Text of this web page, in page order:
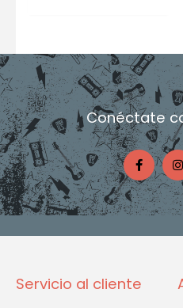
Conéctate
F
a
c
e
b
o
o
I
n
s
t
g
r
Servicio al cliente